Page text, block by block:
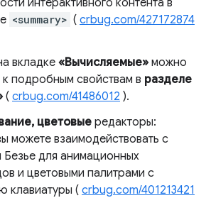
<summary> ( crbug.com/427172874
вкладке «Вычисляемые» можно
к подробным свойствам в разделе
( crbug.com/41486012 ).
цветовыередакторы:
можете взаимодействовать с
Безье для анимационных
и цветовыми палитрами с
клавиатуры ( crbug.com/401213421